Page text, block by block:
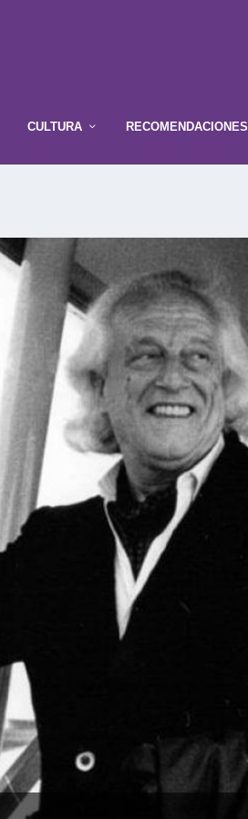
CULTURA RECOMENDACIONES